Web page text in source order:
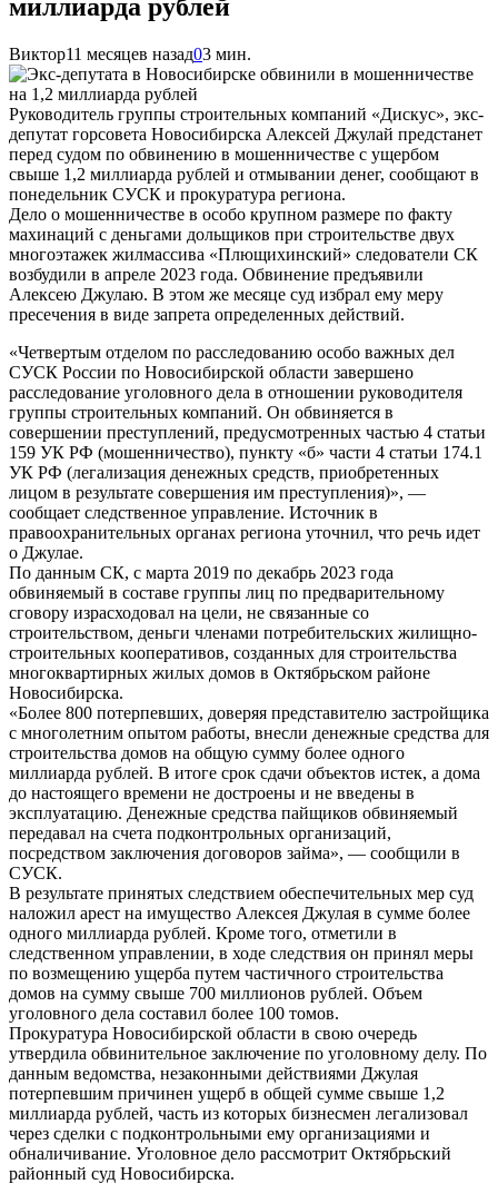
миллиарда рублей
Виктор11 месяцев назад03 мин.
Руководитель группы строительных компаний «Дискус», экс-
депутат горсовета Новосибирска Алексей Джулай предстанет
перед судом по обвинению в мошенничестве с ущербом
свыше 1,2 миллиарда рублей и отмывании денег, сообщают в
понедельник СУСК и прокуратура региона.
Дело о мошенничестве в особо крупном размере по факту
махинаций с деньгами дольщиков при строительстве двух
многоэтажек жилмассива «Плющихинский» следователи СК
возбудили в апреле 2023 года. Обвинение предъявили
Алексею Джулаю. В этом же месяце суд избрал ему меру
пресечения в виде запрета определенных действий.
«Четвертым отделом по расследованию особо важных дел
СУСК России по Новосибирской области завершено
расследование уголовного дела в отношении руководителя
группы строительных компаний. Он обвиняется в
совершении преступлений, предусмотренных частью 4 статьи
159 УК РФ (мошенничество), пункту «б» части 4 статьи 174.1
УК РФ (легализация денежных средств, приобретенных
лицом в результате совершения им преступления)», —
сообщает следственное управление. Источник в
правоохранительных органах региона уточнил, что речь идет
о Джулае.
По данным СК, с марта 2019 по декабрь 2023 года
обвиняемый в составе группы лиц по предварительному
сговору израсходовал на цели, не связанные со
строительством, деньги членами потребительских жилищно-
строительных кооперативов, созданных для строительства
многоквартирных жилых домов в Октябрьском районе
Новосибирска.
«Более 800 потерпевших, доверяя представителю застройщика
с многолетним опытом работы, внесли денежные средства для
строительства домов на общую сумму более одного
миллиарда рублей. В итоге срок сдачи объектов истек, а дома
до настоящего времени не достроены и не введены в
эксплуатацию. Денежные средства пайщиков обвиняемый
передавал на счета подконтрольных организаций,
посредством заключения договоров займа», — сообщили в
СУСК.
В результате принятых следствием обеспечительных мер суд
наложил арест на имущество Алексея Джулая в сумме более
одного миллиарда рублей. Кроме того, отметили в
следственном управлении, в ходе следствия он принял меры
по возмещению ущерба путем частичного строительства
домов на сумму свыше 700 миллионов рублей. Объем
уголовного дела составил более 100 томов.
Прокуратура Новосибирской области в свою очередь
утвердила обвинительное заключение по уголовному делу. По
данным ведомства, незаконными действиями Джулая
потерпевшим причинен ущерб в общей сумме свыше 1,2
миллиарда рублей, часть из которых бизнесмен легализовал
через сделки с подконтрольными ему организациями и
обналичивание. Уголовное дело рассмотрит Октябрьский
районный суд Новосибирска.